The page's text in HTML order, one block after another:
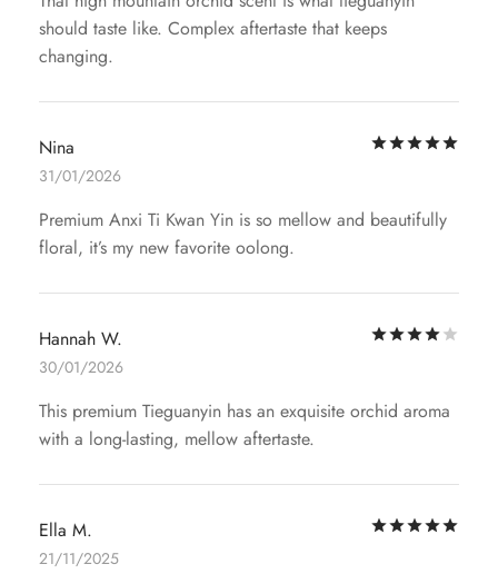
should taste like. Complex aftertaste that keeps
changing.
Nina
31/01/2026
Premium Anxi Ti Kwan Yin is so mellow and beautifully
floral, it’s my new favorite oolong.
Hannah W.
30/01/2026
This premium Tieguanyin has an exquisite orchid aroma
with a long-lasting, mellow aftertaste.
Ella M.
21/11/2025